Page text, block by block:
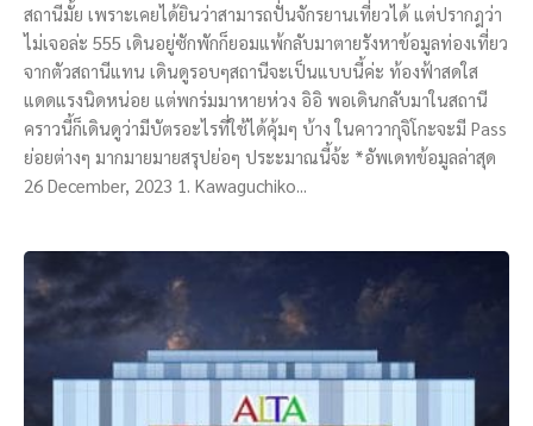
สถานีมั้ย เพราะเคยได้ยินว่าสามารถปั่นจักรยานเที่ยวได้ แต่ปรากฎว่า
ไม่เจอล่ะ 555 เดินอยู่ซักพักก็ยอมแพ้กลับมาตายรังหาข้อมูลท่องเที่ยว
จากตัวสถานีแทน เดินดูรอบๆสถานีจะเป็นแบบนี้ค่ะ ท้องฟ้าสดใส
แดดแรงนิดหน่อย แต่พกร่มมาหายห่วง อิอิ พอเดินกลับมาในสถานี
คราวนี้ก็เดินดูว่ามีบัตรอะไรที่ใช้ได้คุ้มๆ บ้าง ในคาวากุจิโกะจะมี Pass
ย่อยต่างๆ มากมายมายสรุปย่อๆ ประะมาณนี้จ้ะ *อัพเดทข้อมูลล่าสุด
26 December, 2023 1. Kawaguchiko...